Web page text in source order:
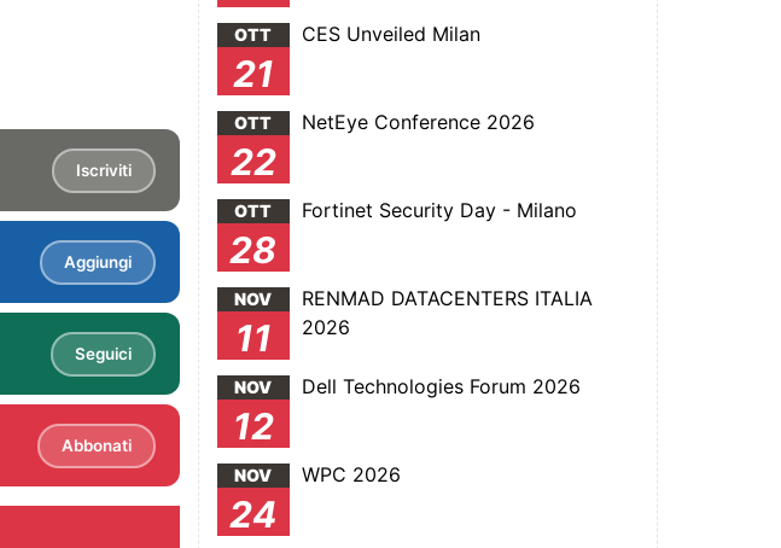
Iscriviti
Aggiungi
Seguici
Abbonati
OTT
21
CES Unveiled Milan
OTT
22
NetEye Conference 2026
OTT
28
Fortinet Security Day - Milano
NOV
11
RENMAD DATACENTERS ITALIA
2026
NOV
12
Dell Technologies Forum 2026
NOV
24
WPC 2026